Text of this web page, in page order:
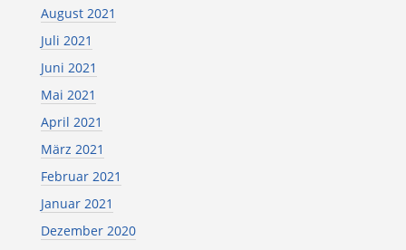
August 2021
Juli 2021
Juni 2021
Mai 2021
April 2021
März 2021
Februar 2021
Januar 2021
Dezember 2020